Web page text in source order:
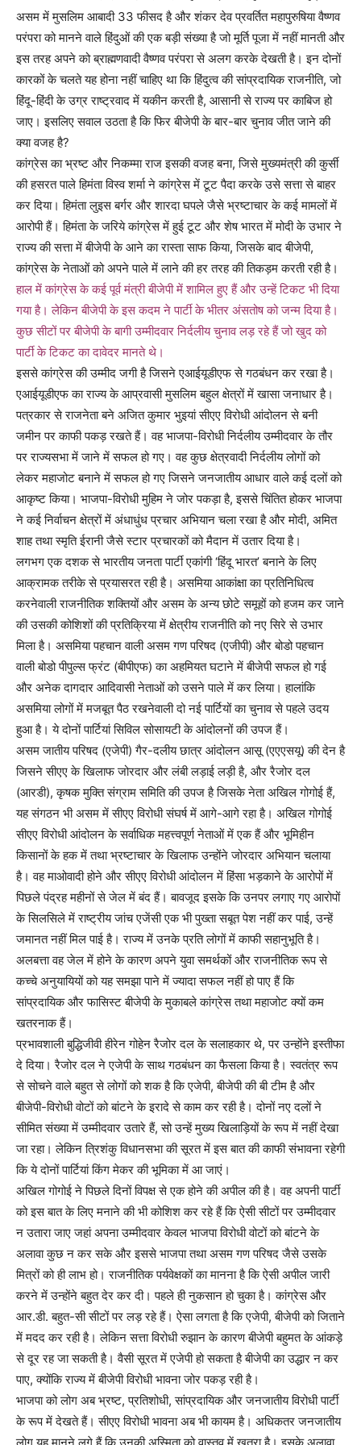
असम में मुसलिम आबादी 33 फीसद है और शंकर देव प्रवर्तित महापुरुषिया वैष्णव
परंपरा को मानने वाले हिंदुओं की एक बड़ी संख्या है जो मूर्ति पूजा में नहीं मानती और
इस तरह अपने को ब्राह्मणवादी वैष्णव परंपरा से अलग करके देखती है। इन दोनों
कारकों के चलते यह होना नहीं चाहिए था कि हिंदुत्व की सांप्रदायिक राजनीति, जो
हिंदू-हिंदी के उग्र राष्ट्रवाद में यकीन करती है, आसानी से राज्य पर काबिज हो
जाए। इसलिए सवाल उठता है कि फिर बीजेपी के बार-बार चुनाव जीत जाने की
क्या वजह है?
कांग्रेस का भ्रष्ट और निकम्मा राज इसकी वजह बना, जिसे मुख्यमंत्री की कुर्सी
की हसरत पाले हिमंता विस्व शर्मा ने कांग्रेस में टूट पैदा करके उसे सत्ता से बाहर
कर दिया। हिमंता लुइस बर्गर और शारदा घपले जैसे भ्रष्टाचार के कई मामलों में
आरोपी हैं। हिमंता के जरिये कांग्रेस में हुई टूट और शेष भारत में मोदी के उभार ने
राज्य की सत्ता में बीजेपी के आने का रास्ता साफ किया, जिसके बाद बीजेपी,
कांग्रेस के नेताओं को अपने पाले में लाने की हर तरह की तिकड़म करती रही है।
हाल में कांग्रेस के कई पूर्व मंत्री बीजेपी में शामिल हुए हैं और उन्हें टिकट भी दिया
गया है। लेकिन बीजेपी के इस कदम ने पार्टी के भीतर अंसतोष को जन्म दिया है।
कुछ सीटों पर बीजेपी के बागी उम्मीदवार निर्दलीय चुनाव लड़ रहे हैं जो खुद को
पार्टी के टिकट का दावेदर मानते थे।
इससे कांग्रेस की उम्मीद जगी है जिसने एआईयूडीएफ से गठबंधन कर रखा है।
एआईयूडीएफ का राज्य के आप्रवासी मुसलिम बहुल क्षेत्रों में खासा जनाधार है।
पत्रकार से राजनेता बने अजित कुमार भुइयां सीएए विरोधी आंदोलन से बनी
जमीन पर काफी पकड़ रखते हैं। वह भाजपा-विरोधी निर्दलीय उम्मीदवार के तौर
पर राज्यसभा में जाने में सफल हो गए। वह कुछ क्षेत्रवादी निर्दलीय लोगों को
लेकर महाजोट बनाने में सफल हो गए जिसने जनजातीय आधार वाले कई दलों को
आकृष्ट किया। भाजपा-विरोधी मुहिम ने जोर पकड़ा है, इससे चिंतित होकर भाजपा
ने कई निर्वाचन क्षेत्रों में अंधाधुंध प्रचार अभियान चला रखा है और मोदी, अमित
शाह तथा स्मृति ईरानी जैसे स्टार प्रचारकों को मैदान में उतार दिया है।
लगभग एक दशक से भारतीय जनता पार्टी एकांगी ‘हिंदू भारत’ बनाने के लिए
आक्रामक तरीके से प्रयासरत रही है। असमिया आकांक्षा का प्रतिनिधित्व
करनेवाली राजनीतिक शक्तियों और असम के अन्य छोटे समूहों को हजम कर जाने
की उसकी कोशिशों की प्रतिक्रिया में क्षेत्रीय राजनीति को नए सिरे से उभार
मिला है। असमिया पहचान वाली असम गण परिषद (एजीपी) और बोडो पहचान
वाली बोडो पीपुल्स फ्रंट (बीपीएफ) का अहमियत घटाने में बीजेपी सफल हो गई
और अनेक दागदार आदिवासी नेताओं को उसने पाले में कर लिया। हालांकि
असमिया लोगों में मजबूत पैठ रखनेवाली दो नई पार्टियों का चुनाव से पहले उदय
हुआ है। ये दोनों पार्टियां सिविल सोसायटी के आंदोलनों की उपज हैं।
असम जातीय परिषद (एजेपी) गैर-दलीय छात्र आंदोलन आसू (एएएसयू) की देन है
जिसने सीएए के खिलाफ जोरदार और लंबी लड़ाई लड़ी है, और रैजोर दल
(आरडी), कृषक मुक्ति संग्राम समिति की उपज है जिसके नेता अखिल गोगोई हैं,
यह संगठन भी असम में सीएए विरोधी संघर्ष में आगे-आगे रहा है। अखिल गोगोई
सीएए विरोधी आंदोलन के सर्वाधिक महत्त्वपूर्ण नेताओं में एक हैं और भूमिहीन
किसानों के हक में तथा भ्रष्टाचार के खिलाफ उन्होंने जोरदार अभियान चलाया
है। वह माओवादी होने और सीएए विरोधी आंदोलन में हिंसा भड़काने के आरोपों में
पिछले पंद्रह महीनों से जेल में बंद हैं। बावजूद इसके कि उनपर लगाए गए आरोपों
के सिलसिले में राष्ट्रीय जांच एजेंसी एक भी पुख्ता सबूत पेश नहीं कर पाई, उन्हें
जमानत नहीं मिल पाई है। राज्य में उनके प्रति लोगों में काफी सहानुभूति है।
अलबत्ता वह जेल में होने के कारण अपने युवा समर्थकों और राजनीतिक रूप से
कच्चे अनुयायियों को यह समझा पाने में ज्यादा सफल नहीं हो पाए हैं कि
सांप्रदायिक और फासिस्ट बीजेपी के मुकाबले कांग्रेस तथा महाजोट क्यों कम
खतरनाक हैं।
प्रभावशाली बुद्धिजीवी हीरेन गोहेन रैजोर दल के सलाहकार थे, पर उन्होंने इस्तीफा
दे दिया। रैजोर दल ने एजेपी के साथ गठबंधन का फैसला किया है। स्वतंत्र रूप
से सोचने वाले बहुत से लोगों को शक है कि एजेपी, बीजेपी की बी टीम है और
बीजेपी-विरोधी वोटों को बांटने के इरादे से काम कर रही है। दोनों नए दलों ने
सीमित संख्या में उम्मीदवार उतारे हैं, सो उन्हें मुख्य खिलाड़ियों के रूप में नहीं देखा
जा रहा। लेकिन त्रिशंकु विधानसभा की सूरत में इस बात की काफी संभावना रहेगी
कि ये दोनों पार्टियां किंग मेकर की भूमिका में आ जाएं।
अखिल गोगोई ने पिछले दिनों विपक्ष से एक होने की अपील की है। वह अपनी पार्टी
को इस बात के लिए मनाने की भी कोशिश कर रहे हैं कि ऐसी सीटों पर उम्मीदवार
न उतारा जाए जहां अपना उम्मीदवार केवल भाजपा विरोधी वोटों को बांटने के
अलावा कुछ न कर सके और इससे भाजपा तथा असम गण परिषद जैसे उसके
मित्रों को ही लाभ हो। राजनीतिक पर्यवेक्षकों का मानना है कि ऐसी अपील जारी
करने में उन्होंने बहुत देर कर दी। पहले ही नुकसान हो चुका है। कांग्रेस और
आर.डी. बहुत-सी सीटों पर लड़ रहे हैं। ऐसा लगता है कि एजेपी, बीजेपी को जिताने
में मदद कर रही है। लेकिन सत्ता विरोधी रुझान के कारण बीजेपी बहुमत के आंकड़े
से दूर रह जा सकती है। वैसी सूरत में एजेपी हो सकता है बीजेपी का उद्धार न कर
पाए, क्योंकि राज्य में बीजेपी विरोधी भावना जोर पकड़ रही है।
भाजपा को लोग अब भ्रष्ट, प्रतिशोधी, सांप्रदायिक और जनजातीय विरोधी पार्टी
के रूप में देखते हैं। सीएए विरोधी भावना अब भी कायम है। अधिकतर जनजातीय